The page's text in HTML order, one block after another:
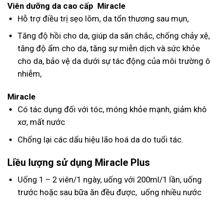
Viên dưỡng da cao cấp Miracle
Hỗ trợ điều trị sẹo lõm, da tổn thương sau mụn,
Tăng độ hồi cho da, giúp da săn chắc, chống chảy xệ,
tăng độ ẩm cho da, tăng sự miễn dịch và sức khỏe
cho da, bảo vệ da dưới sự tác động của môi trường ô
nhiễm,
Miracle
Có tác dụng đối với tóc, móng khỏe mạnh, giảm khô
xơ, mất nước
Chống lại các dấu hiệu lão hoá da do tuổi tác.
Liều lượng sử dụng Miracle Plus
Uống 1 – 2 viên/1 ngày, uống với 200ml/1 lần, uống
trước hoặc sau bữa ăn đều được, uống nhiều nước